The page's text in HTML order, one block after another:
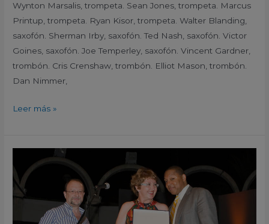
Wynton Marsalis, trompeta. Sean Jones, trompeta. Marcus
Printup, trompeta. Ryan Kisor, trompeta. Walter Blanding,
saxofón. Sherman Irby, saxofón. Ted Nash, saxofón. Victor
Goines, saxofón. Joe Temperley, saxofón. Vincent Gardner,
trombón. Cris Crenshaw, trombón. Elliot Mason, trombón.
Dan Nimmer,
Leer más »
San
Javier
2009
Wynton